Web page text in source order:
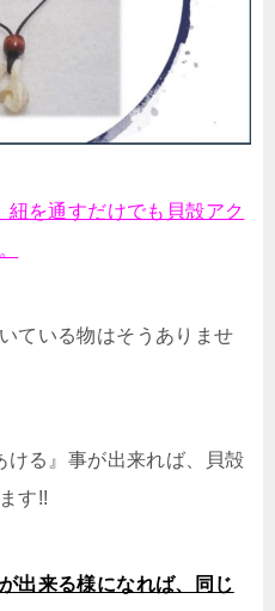
を通すだけでも貝殻アク
ている物はそうありませ
ける』事が出来れば、貝殻
す!!
出来る様になれば、同じ